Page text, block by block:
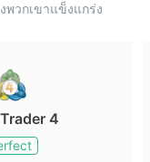
พวกเขาแข็งแกร่ง
4